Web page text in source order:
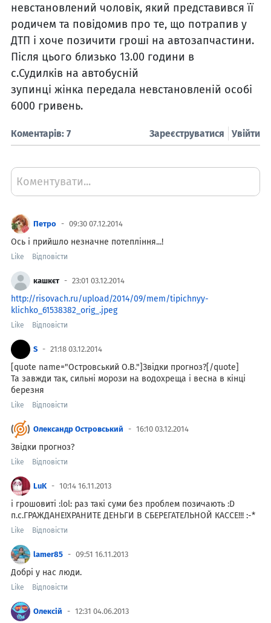
невстановлений чоловік, який представився її
родичем та повідомив про те, що потрапив у
ДТП і хоче позичити гроші на автозапчастини.
Після цього близько 13.00 години в
с.Судилків на автобусній
зупинці жінка передала невстановленій особі
6000 гривень.
Коментарів: 7 Увійти
Зареєструватися
Коментувати...
Петро 09:30 07.12.2014
Ось і прийшло незначне потепління...!
Like Відповісти
кашкєт 23:01 03.12.2014
http://risovach.ru/upload/2014/09/mem/tipichnyy-
klichko_61538382_orig_.jpeg
Like Відповісти
S 21:18 03.12.2014
[quote name="Островський О.В."]Звідки прогноз?[/quote]
Та завжди так, сильні морози на водохреща і весна в кінці
березня
Like Відповісти
Олександр Островський 16:10 03.12.2014
Звідки прогноз?
Like Відповісти
LuK 10:14 16.11.2013
і грошовиті :lol: раз такі суми без проблем позичають :D
п.с.ГРАЖДАНЕ!ХРАНИТЕ ДЕНЬГИ В СБЕРЕГАТЕЛЬНОЙ КАССЕ!!! :-*
Like Відповісти
lamer85 09:51 16.11.2013
Добрі у нас люди.
Like Відповісти
Олексій 12:31 04.06.2013